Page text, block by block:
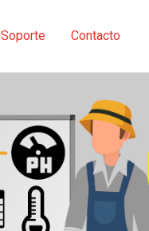
Soporte Contacto